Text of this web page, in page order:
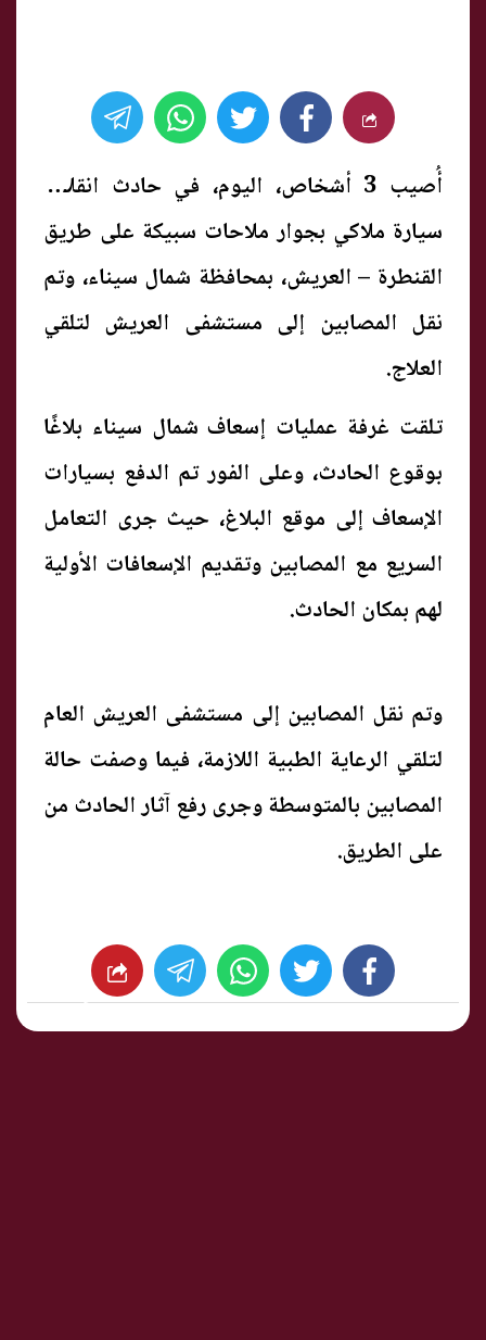
أُصيب 3 أشخاص، اليوم، في حادث انقلاب
سيارة ملاكي بجوار ملاحات سبيكة على طريق
القنطرة – العريش، بمحافظة شمال سيناء، وتم
نقل المصابين إلى مستشفى العريش لتلقي
العلاج.
تلقت غرفة عمليات إسعاف شمال سيناء بلاغًا
بوقوع الحادث، وعلى الفور تم الدفع بسيارات
الإسعاف إلى موقع البلاغ، حيث جرى التعامل
السريع مع المصابين وتقديم الإسعافات الأولية
لهم بمكان الحادث.
وتم نقل المصابين إلى مستشفى العريش العام
لتلقي الرعاية الطبية اللازمة، فيما وصفت حالة
المصابين بالمتوسطة وجرى رفع آثار الحادث من
على الطريق.
facebook
twitter
whats شارك